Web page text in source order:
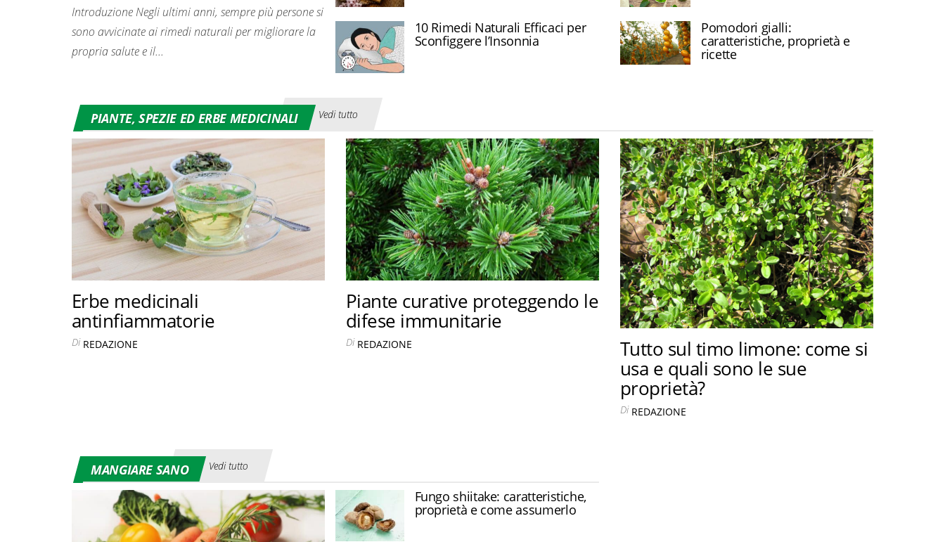
Introduzione Negli ultimi anni, sempre più persone si
sono avvicinate ai rimedi naturali per migliorare la
propria salute e il...
10 Rimedi Naturali Efficaci per
Sconfiggere l’Insonnia
Pomodori gialli:
caratteristiche, proprietà e
ricette
PIANTE, SPEZIE ED ERBE MEDICINALI Vedi tutto
Erbe medicinali
antinfiammatorie
Di REDAZIONE
Piante curative proteggendo le
difese immunitarie
Di REDAZIONE Tutto sul timo limone: come si
usa e quali sono le sue
proprietà?
Di REDAZIONE
MANGIARE SANO Vedi tutto
Fungo shiitake: caratteristiche,
proprietà e come assumerlo